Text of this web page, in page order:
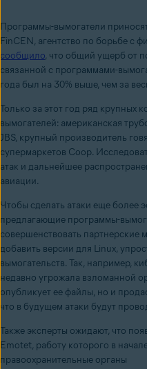
Программы-вымогатели
FinCEN, агентство по борьбе с
сообщило, что общий ущерб от
связанной с программами-
года был на 30% выше, чем за
Только за этот год ряд крупных
вымогателей: американская
JBS, крупный производитель
супермаркетов Coop.
атак и дальнейшее
авиации.
Чтобы сделать атаки еще
предлагающие программы-
совершенствовать
добавить версии для Linux,
вымогательств. Так, например,
недавно угрожала взломанной
опубликует ее файлы, но и
что в будущем атаки будут
Также эксперты ожидают, что
Emotet, работу которого в
правоохранительные органы